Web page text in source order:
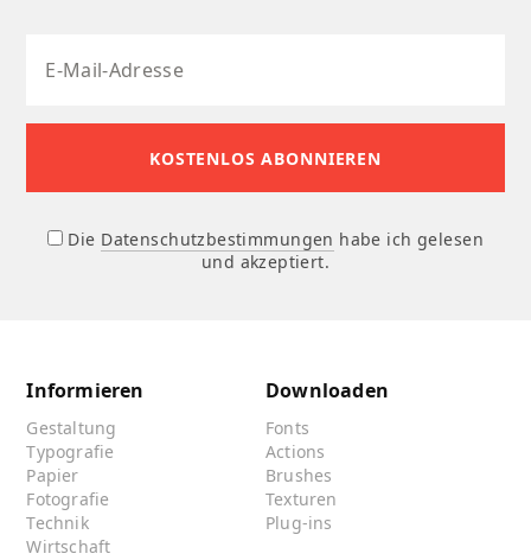
Die Datenschutzbestimmungen habe ich gelesen
und akzeptiert.
Informieren
Gestaltung
Typografie
Papier
Fotografie
Technik
Wirtschaft
Downloaden
Fonts
Actions
Brushes
Texturen
Plug-ins